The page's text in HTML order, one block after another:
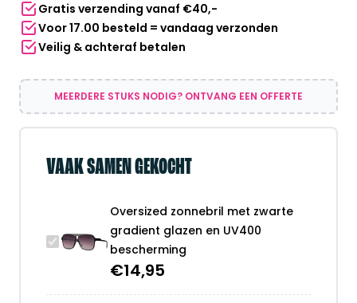
UV400
bescherming
aantal
Gratis verzending vanaf €40,-
Voor 17.00 besteld = vandaag verzonden
Veilig & achteraf betalen
MEERDERE STUKS NODIG? ONTVANG EEN OFFERTE
VAAK SAMEN GEKOCHT
Oversized zonnebril met zwarte
gradient glazen en UV400
bescherming
€14,95